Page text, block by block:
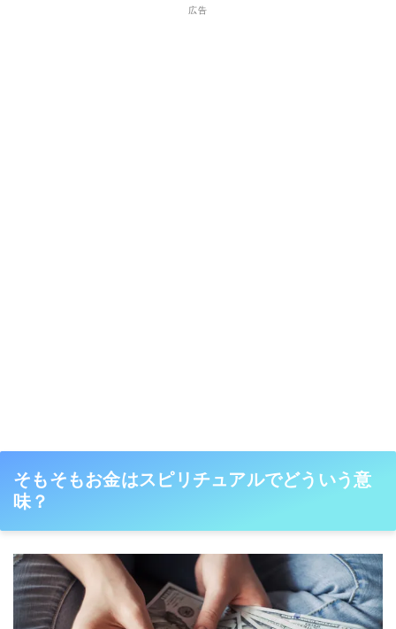
広告
そもそもお金はスピリチュアルでどういう意
味？